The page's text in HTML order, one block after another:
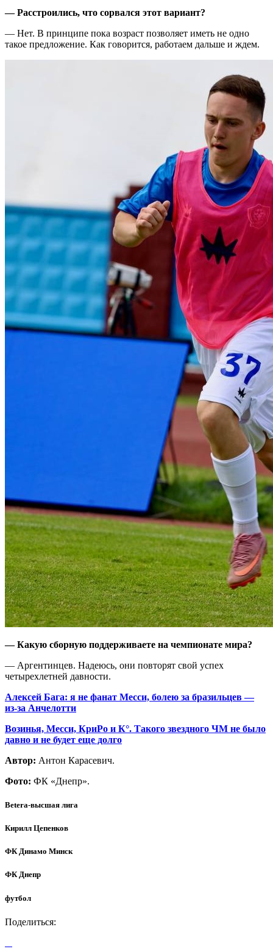
— Расстроились, что сорвался этот вариант?
— Нет. В принципе пока возраст позволяет иметь не одно
такое предложение. Как говорится, работаем дальше и ждем.
— Какую сборную поддерживаете на чемпионате мира?
— Аргентинцев. Надеюсь, они повторят свой успех
четырехлетней давности.
Алексей Бага: я не фанат Месси, болею за бразильцев —
из-за Анчелотти
Возинья, Месси, КриРо и К°. Такого звездного ЧМ не было
давно и не будет еще долго
Автор: Антон Карасевич.
Фото: ФК «Днепр».
Betera-высшая лига
Кирилл Цепенков
ФК Динамо Минск
ФК Днепр
футбол
Поделиться: